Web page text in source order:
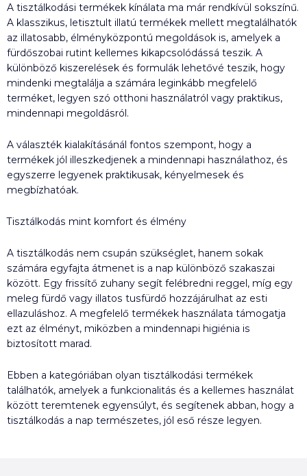
A tisztálkodási termékek kínálata ma már rendkívül sokszínű.
A klasszikus, letisztult illatú termékek mellett megtalálhatók
az illatosabb, élményközpontú megoldások is, amelyek a
fürdőszobai rutint kellemes kikapcsolódássá teszik. A
különböző kiszerelések és formulák lehetővé teszik, hogy
mindenki megtalálja a számára leginkább megfelelő
terméket, legyen szó otthoni használatról vagy praktikus,
mindennapi megoldásról.
A választék kialakításánál fontos szempont, hogy a
termékek jól illeszkedjenek a mindennapi használathoz, és
egyszerre legyenek praktikusak, kényelmesek és
megbízhatóak.
Tisztálkodás mint komfort és élmény
A tisztálkodás nem csupán szükséglet, hanem sokak
számára egyfajta átmenet is a nap különböző szakaszai
között. Egy frissítő zuhany segít felébredni reggel, míg egy
meleg fürdő vagy illatos tusfürdő hozzájárulhat az esti
ellazuláshoz. A megfelelő termékek használata támogatja
ezt az élményt, miközben a mindennapi higiénia is
biztosított marad.
Ebben a kategóriában olyan tisztálkodási termékek
találhatók, amelyek a funkcionalitás és a kellemes használat
között teremtenek egyensúlyt, és segítenek abban, hogy a
tisztálkodás a nap természetes, jól eső része legyen.